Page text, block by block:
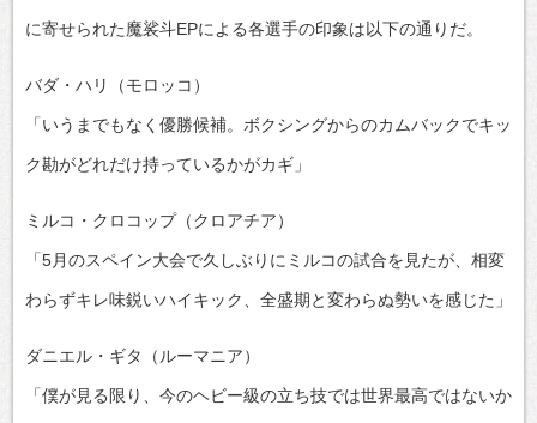
に寄せられた魔裟斗EPによる各選手の印象は以下の通りだ。
バダ・ハリ（モロッコ）
「いうまでもなく優勝候補。ボクシングからのカムバックでキッ
ク勘がどれだけ持っているかがカギ」
ミルコ・クロコップ（クロアチア）
「5月のスペイン大会で久しぶりにミルコの試合を見たが、相変
わらずキレ味鋭いハイキック、全盛期と変わらぬ勢いを感じた」
ダニエル・ギタ（ルーマニア）
「僕が見る限り、今のヘビー級の立ち技では世界最高ではないか